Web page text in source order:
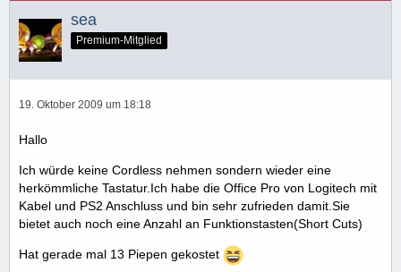
sea
Premium-Mitglied
19. Oktober 2009 um 18:18
Hallo
Ich würde keine Cordless nehmen sondern wieder eine
herkömmliche Tastatur.Ich habe die Office Pro von Logitech mit
Kabel und PS2 Anschluss und bin sehr zufrieden damit.Sie
bietet auch noch eine Anzahl an Funktionstasten(Short Cuts)
Hat gerade mal 13 Piepen gekostet